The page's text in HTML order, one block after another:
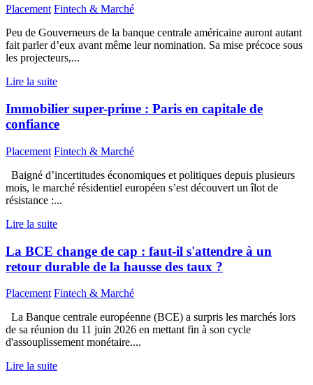
Placement Fintech & Marché
Peu de Gouverneurs de la banque centrale américaine auront autant
fait parler d’eux avant même leur nomination. Sa mise précoce sous
les projecteurs,...
Lire la suite
Immobilier super-prime : Paris en capitale de
confiance
Placement Fintech & Marché
Baigné d’incertitudes économiques et politiques depuis plusieurs
mois, le marché résidentiel européen s’est découvert un îlot de
résistance :...
Lire la suite
La BCE change de cap : faut-il s'attendre à un
retour durable de la hausse des taux ?
Placement Fintech & Marché
La Banque centrale européenne (BCE) a surpris les marchés lors
de sa réunion du 11 juin 2026 en mettant fin à son cycle
d'assouplissement monétaire....
Lire la suite